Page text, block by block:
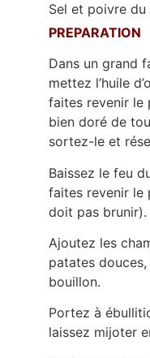
Sel et poivre du
PREPARATION
Dans un grand
mettez l’huile
faites revenir le
bien doré de
sortez-le et
Baissez le feu
faites revenir le
doit pas brunir).
Ajoutez les
patates
bouillon.
Portez à
laissez mijoter